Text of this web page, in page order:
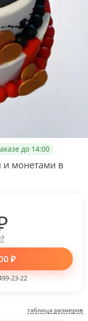
до 14:00
и монетами в
таблица размеров
₽
23-22